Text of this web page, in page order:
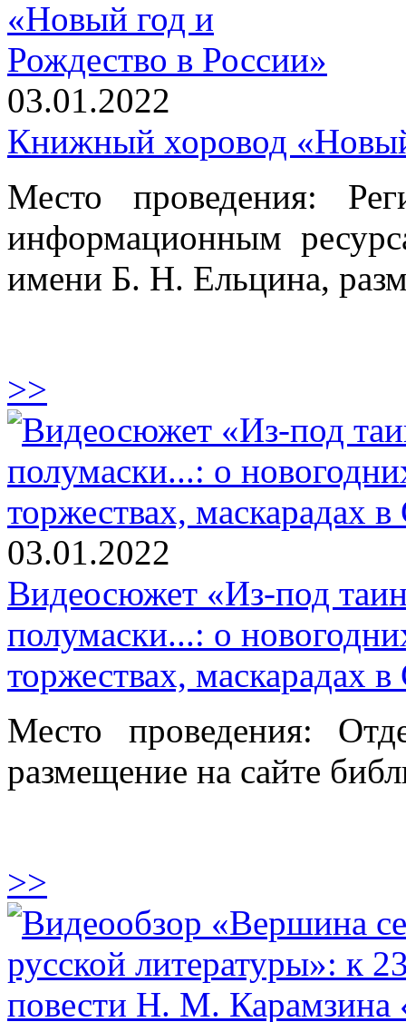
03.01.2022
Книжный хоровод
Место проведения:
информационным
имени Б. Н. Ельцина,
>>
03.01.2022
Видеосюжет «Из-под
полумаски...: о
торжествах, маскарадах
Место проведения:
размещение на сайте
>>